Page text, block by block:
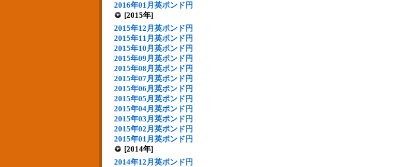
2016年01月英ポンド円
[2015年]
2015年12月英ポンド円
2015年11月英ポンド円
2015年10月英ポンド円
2015年09月英ポンド円
2015年08月英ポンド円
2015年07月英ポンド円
2015年06月英ポンド円
2015年05月英ポンド円
2015年04月英ポンド円
2015年03月英ポンド円
2015年02月英ポンド円
2015年01月英ポンド円
[2014年]
2014年12月英ポンド円